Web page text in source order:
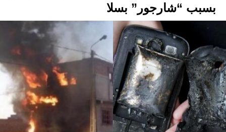
بسبب “شارجور” بسلا